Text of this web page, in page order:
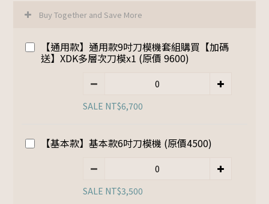
Buy Together and Save More
【通用款】通用款9吋刀模機套組購買【加碼
送】XDK多層次刀模x1 (原價 9600)
SALE NT$6,700
【基本款】基本款6吋刀模機 (原價4500)
SALE NT$3,500